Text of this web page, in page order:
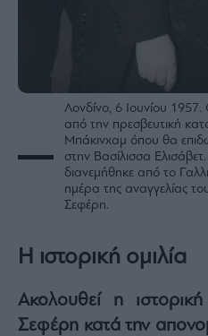
Λονδίνο, 6 Ιουνίου
από την πρεσβευτική
Μπάκινχαμ όπου θα
στην Βασίλισσα
διανεμήθηκε από το
ημέρα της αναγγελίας
Σεφέρη.
Η ιστορική ομιλία
Ακολουθεί η
Σεφέρη κατά την